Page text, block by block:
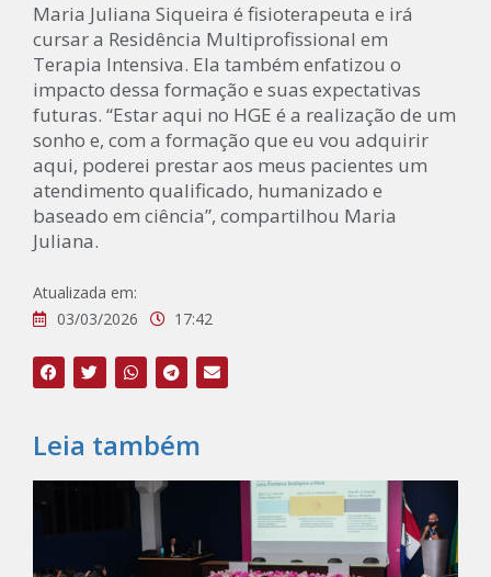
Maria Juliana Siqueira é fisioterapeuta e irá
cursar a Residência Multiprofissional em
Terapia Intensiva. Ela também enfatizou o
impacto dessa formação e suas expectativas
futuras. “Estar aqui no HGE é a realização de um
sonho e, com a formação que eu vou adquirir
aqui, poderei prestar aos meus pacientes um
atendimento qualificado, humanizado e
baseado em ciência”, compartilhou Maria
Juliana.
Atualizada em:
03/03/2026
17:42
Leia também